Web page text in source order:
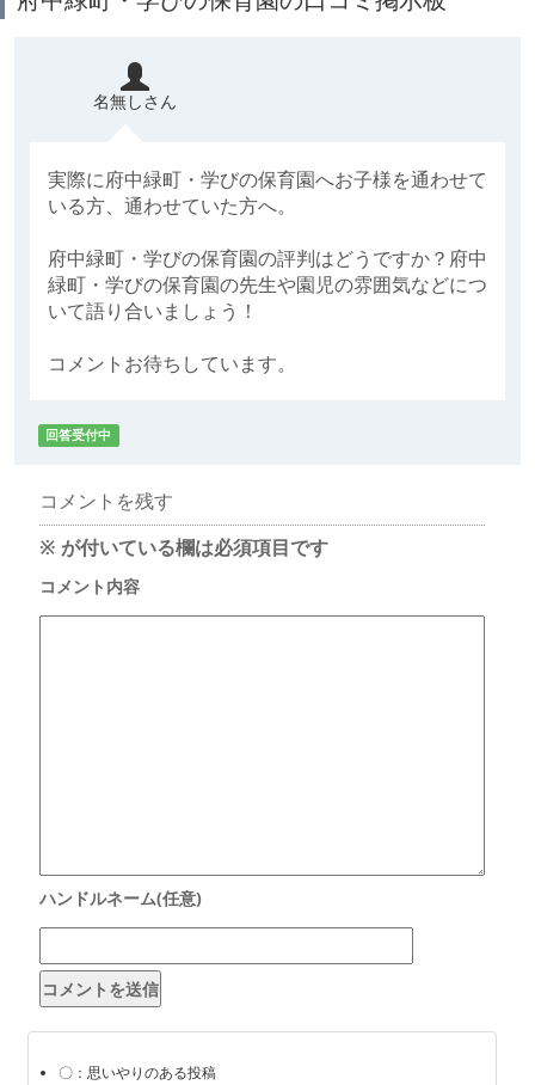
名無しさん
実際に府中緑町・学びの保育園へお子様を通わせて
いる方、通わせていた方へ。
府中緑町・学びの保育園の評判はどうですか？府中
緑町・学びの保育園の先生や園児の雰囲気などにつ
いて語り合いましょう！
コメントお待ちしています。
回答受付中
コメントを残す
※ が付いている欄は必須項目です
〇：思いやりのある投稿